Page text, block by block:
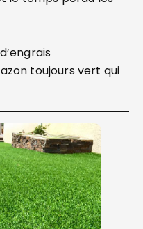
toujours vert qui